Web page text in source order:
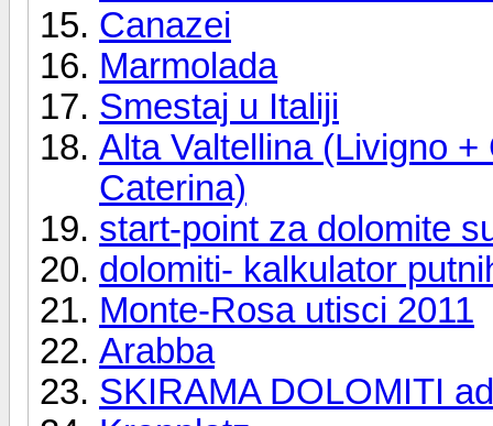
Canazei
Marmolada
Smestaj u Italiji
Alta Valtellina (Livigno
Caterina)
start-point za dolomite
dolomiti- kalkulator
Monte-Rosa utisci 2011
Arabba
SKIRAMA DOLOMITI